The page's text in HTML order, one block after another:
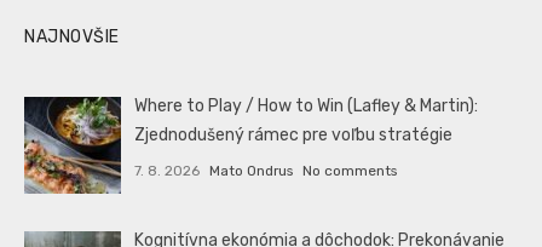
NAJNOVŠIE
Where to Play / How to Win (Lafley & Martin):
Zjednodušený rámec pre voľbu stratégie
7. 8. 2026 Mato Ondrus No comments
Kognitívna ekonómia a dôchodok: Prekonávanie